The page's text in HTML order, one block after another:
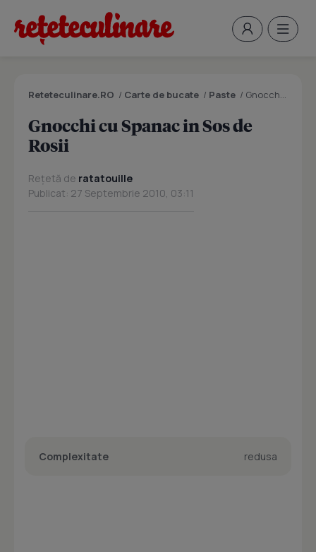
Reteteculinare.RO / Carte de bucate / Paste / Gnocchi cu Spanac in Sos de Rosii
Gnocchi cu Spanac in Sos de
Rosii
Rețetă de ratatouille
Publicat: 27 Septembrie 2010, 03:11
Complexitate redusa